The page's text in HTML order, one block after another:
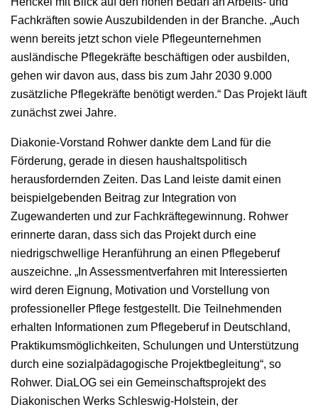
Fachkräften sowie Auszubildenden in der Branche. „Auch
wenn bereits jetzt schon viele Pflegeunter­nehmen
ausländische Pflegekräfte beschäftigen oder ausbilden,
gehen wir davon aus, dass bis zum Jahr 2030 9.000
zusätzliche Pflegekräfte benötigt werden.“ Das Projekt läuft
zunächst zwei Jahre.
Diakonie-Vorstand Rohwer dankte dem Land für die
Förderung, gerade in diesen haushaltspolitisch
herausfordernden Zeiten. Das Land leiste damit einen
beispielgebenden Beitrag zur Integration von
Zugewanderten und zur Fachkräftegewinnung. Rohwer
erinnerte daran, dass sich das Projekt durch eine
niedrigschwellige Heranführung an einen Pflegeberuf
auszeichne. „In Assessmentverfahren mit Interessierten
wird deren Eignung, Motivation und Vorstellung von
professioneller Pflege festgestellt. Die Teilnehmenden
erhalten Informationen zum Pflegeberuf in Deutschland,
Praktikumsmöglichkeiten, Schulungen und Unterstützung
durch eine sozialpädagogische Projektbegleitung“, so
Rohwer. DiaLOG sei ein Gemeinschaftsprojekt des
Diakonischen Werks Schleswig-Holstein, der